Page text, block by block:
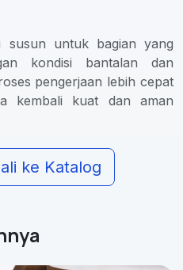
susun untuk bagian yang
kondisi bantalan dan
pengerjaan lebih cepat
kembali kuat dan aman
ke Katalog